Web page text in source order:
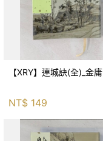
【XRY】連城訣(全)_金庸
NT$ 149